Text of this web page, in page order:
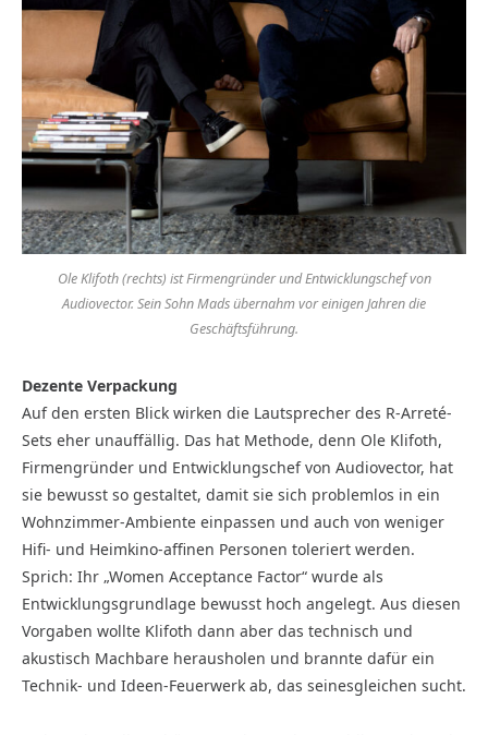
Ole Klifoth (rechts) ist Firmengründer und Entwicklungschef von
Audiovector. Sein Sohn Mads übernahm vor einigen Jahren die
Geschäftsführung.
Dezente Verpackung
Auf den ersten Blick wirken die Lautsprecher des R-Arreté-
Sets eher unauffällig. Das hat Methode, denn Ole Klifoth,
Firmengründer und Entwicklungschef von Audiovector, hat
sie bewusst so gestaltet, damit sie sich problemlos in ein
Wohnzimmer-Ambiente einpassen und auch von weniger
Hifi- und Heimkino-affinen Personen toleriert werden.
Sprich: Ihr „Women Acceptance Factor“ wurde als
Entwicklungsgrundlage bewusst hoch angelegt. Aus diesen
Vorgaben wollte Klifoth dann aber das technisch und
akustisch Machbare herausholen und brannte dafür ein
Technik- und Ideen-Feuerwerk ab, das seinesgleichen sucht.